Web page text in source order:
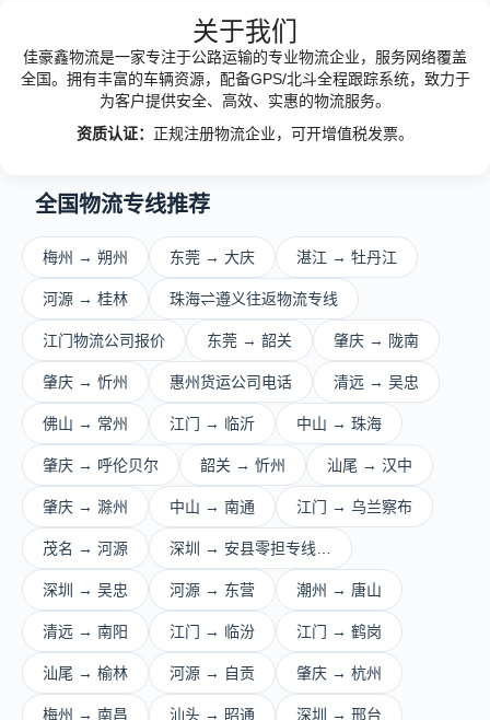
关于我们
佳豪鑫物流是一家专注于公路运输的专业物流企业，服务网络覆盖
全国。拥有丰富的车辆资源，配备GPS/北斗全程跟踪系统，致力于
为客户提供安全、高效、实惠的物流服务。
资质认证： 正规注册物流企业，可开增值税发票。
全国物流专线推荐
梅州 → 朔州 东莞 → 大庆 湛江 → 牡丹江
河源 → 桂林 珠海⇌遵义往返物流专线
江门物流公司报价 东莞 → 韶关 肇庆 → 陇南
肇庆 → 忻州 惠州货运公司电话 清远 → 吴忠
佛山 → 常州 江门 → 临沂 中山 → 珠海
肇庆 → 呼伦贝尔 韶关 → 忻州 汕尾 → 汉中
肇庆 → 滁州 中山 → 南通 江门 → 乌兰察布
茂名 → 河源 深圳 → 安县零担专线…
深圳 → 吴忠 河源 → 东营 潮州 → 唐山
清远 → 南阳 江门 → 临汾 江门 → 鹤岗
汕尾 → 榆林 河源 → 自贡 肇庆 → 杭州
梅州 → 南昌 汕头 → 昭通 深圳 → 邢台